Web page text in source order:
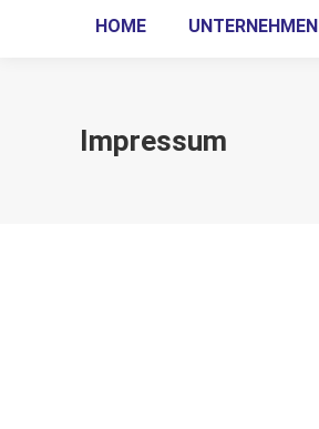
HOME UNTERNEHMEN
Impressum